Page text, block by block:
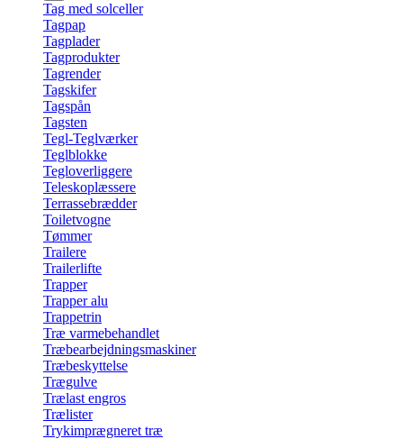
Tag med solceller
Tagpap
Tagplader
Tagprodukter
Tagrender
Tagskifer
Tagspån
Tagsten
Tegl-Teglværker
Teglblokke
Tegloverliggere
Teleskoplæssere
Terrassebrædder
Toiletvogne
Tømmer
Trailere
Trailerlifte
Trapper
Trapper alu
Trappetrin
Træ varmebehandlet
Træbearbejdningsmaskiner
Træbeskyttelse
Trægulve
Trælast engros
Trælister
Trykimprægneret træ